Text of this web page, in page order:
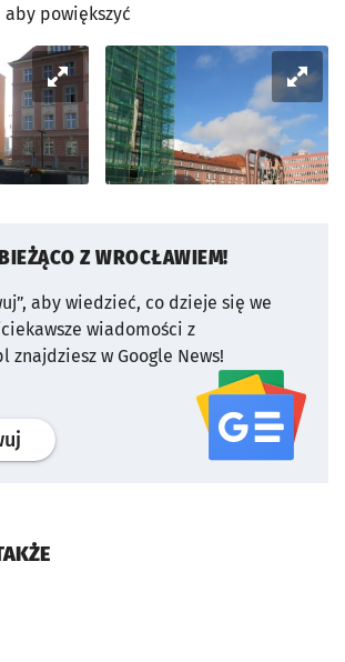
powiększyć
Z WROCŁAWIEM!
aby wiedzieć, co dzieje się we
wiadomości z
znajdziesz w Google News!
profil serwisu